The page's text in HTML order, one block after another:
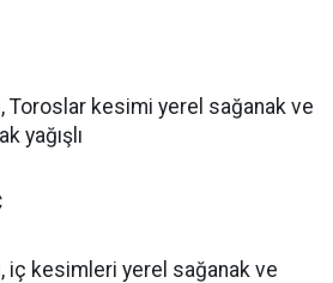
Toroslar kesimi yerel sağanak ve
yağışlı
iç kesimleri yerel sağanak ve